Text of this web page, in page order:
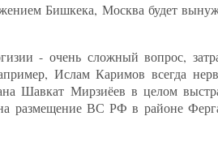
Бишкека, Москва будет
- очень сложный вопрос,
Ислам Каримов всегда
Шавкат Мирзиёев в целом
размещение ВС РФ в районе